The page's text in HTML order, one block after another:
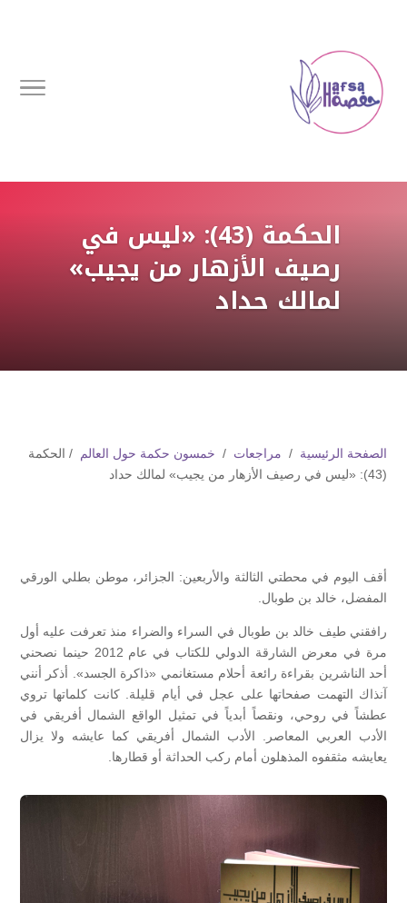
الحكمة (43): «ليس في
رصيف الأزهار من يجيب»
لمالك حداد
الصفحة الرئيسية / مراجعات / خمسون حكمة حول العالم
/ الحكمة
(43): «ليس في رصيف الأزهار من يجيب» لمالك حداد
أقف اليوم في محطتي الثالثة والأربعين: الجزائر، موطن بطلي الورقي
المفضل، خالد بن طوبال.
رافقني طيف خالد بن طوبال في السراء والضراء منذ تعرفت عليه أول
مرة في معرض الشارقة الدولي للكتاب في عام 2012 حينما نصحني
أحد الناشرين بقراءة رائعة أحلام مستغانمي «ذاكرة الجسد». أذكر أنني
آنذاك التهمت صفحاتها على عجل في أيام قليلة. كانت كلماتها تروي
عطشاً في روحي، ونقصاً أبدياً في تمثيل الواقع الشمال أفريقي في
الأدب العربي المعاصر. الأدب الشمال أفريقي كما عايشه ولا يزال
يعايشه مثقفوه المذهلون أمام ركب الحداثة أو قطارها.